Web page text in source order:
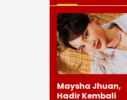
Maysha Jhuan,
Hadir Kembali